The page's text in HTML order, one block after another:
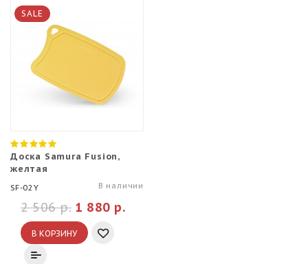
SALE
Доска Samura Fusion,
желтая
SF-02Y В наличии
1 880 р.
2 506 р.
В КОРЗИНУ